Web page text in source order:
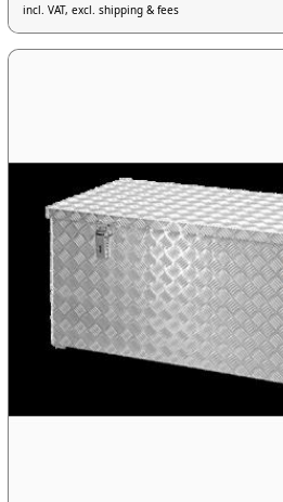
incl. VAT, excl. shipping & fees